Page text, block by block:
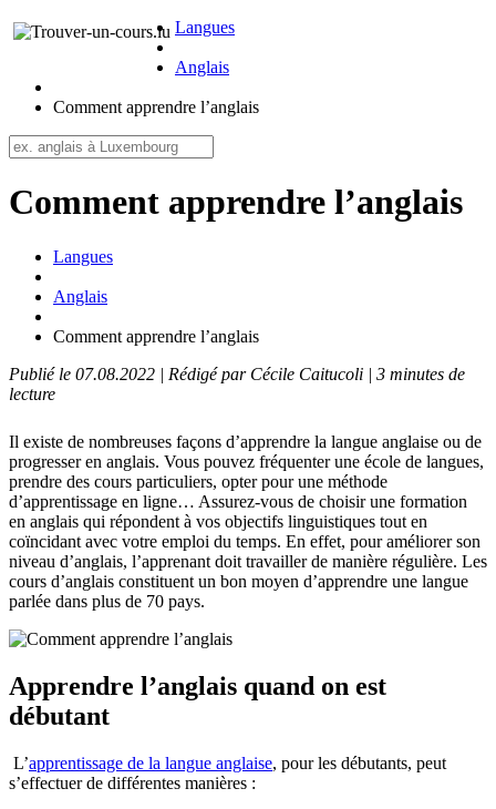
Langues
Anglais
Comment apprendre l’anglais
Comment apprendre l’anglais
Langues
Anglais
Comment apprendre l’anglais
Publié le 07.08.2022 | Rédigé par Cécile Caitucoli | 3 minutes de
lecture
Il existe de nombreuses façons d’apprendre la langue anglaise ou de
progresser en anglais. Vous pouvez fréquenter une école de langues,
prendre des cours particuliers, opter pour une méthode
d’apprentissage en ligne… Assurez-vous de choisir une formation
en anglais qui répondent à vos objectifs linguistiques tout en
coïncidant avec votre emploi du temps. En effet, pour améliorer son
niveau d’anglais, l’apprenant doit travailler de manière régulière. Les
cours d’anglais constituent un bon moyen d’apprendre une langue
parlée dans plus de 70 pays.
Apprendre l’anglais quand on est
débutant
L’apprentissage de la langue anglaise, pour les débutants, peut
s’effectuer de différentes manières :